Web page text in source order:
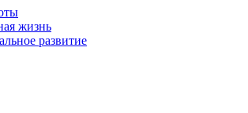
жизнь
развитие